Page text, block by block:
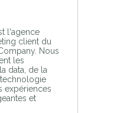
l'agence
client du
Nous
les
data, de la
expériences
et